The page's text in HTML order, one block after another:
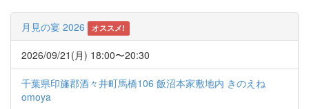
月見の宴 2026 オススメ!
2026/09/21(月) 18:00〜20:30
千葉県印旛郡酒々井町馬橋106 飯沼本家敷地内 きのえね
omoya